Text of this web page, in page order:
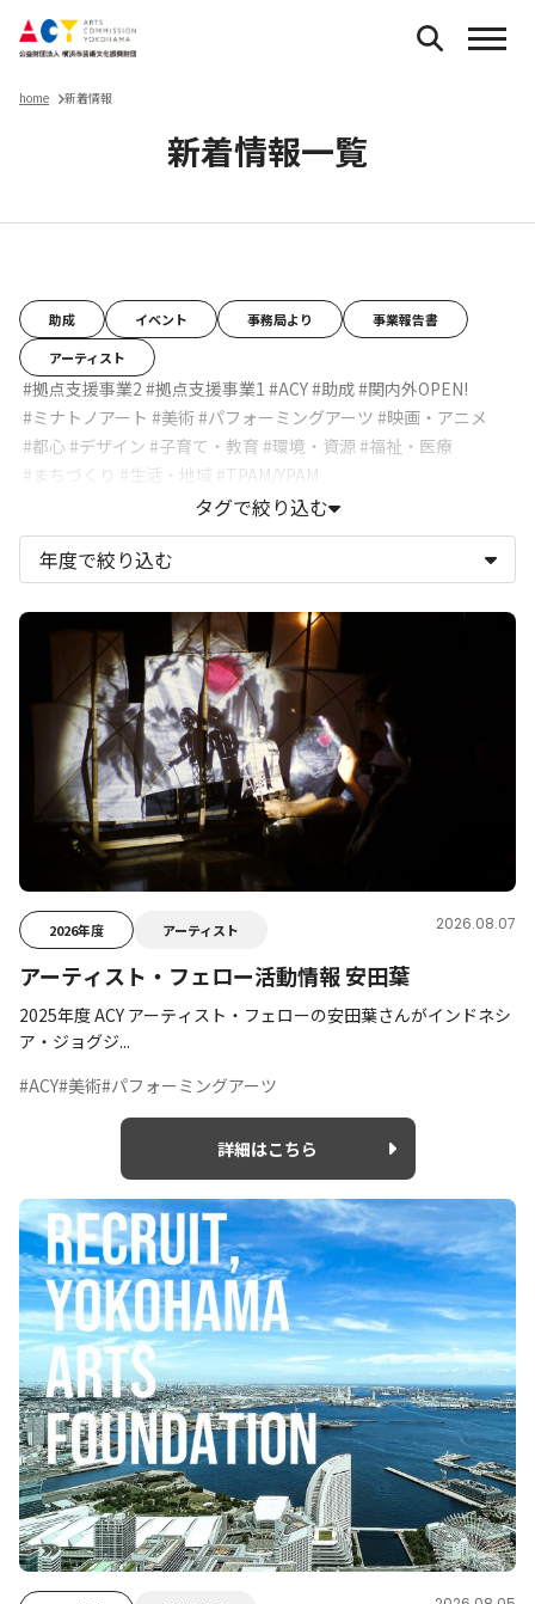
home 新着情報
新着情報一覧
お知らせ
助成 イベント 事務局より
事業報告書
アーティスト
#拠点支援事業2 #拠点支援事業1 #ACY#助成#関内外OPEN!
#ミナトノアート #美術 #パフォーミングアーツ #映画・アニメ
#都心 #デザイン #子育て・教育 #環境・資源 #福祉・医療
#まちづくり #生活・地域 #TPAM/YPAM
タグで絞り込む
2026年度 アーティスト 2026.08.07
アーティスト・フェロー活動情報 安田葉
2025年度 ACY アーティスト・フェローの安田葉さんがインドネシ
ア・ジョグジ...
#ACY#美術#パフォーミングアーツ
詳細はこちら